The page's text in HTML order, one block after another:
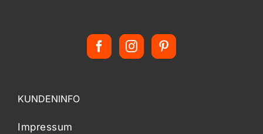
KUNDENINFO
Impressum